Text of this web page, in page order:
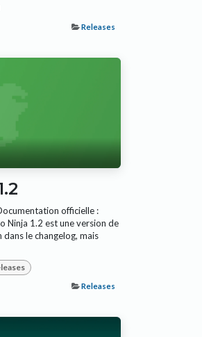
Releases
officielle :
Ninja 1.2 est une version de
le changelog, mais
Releases